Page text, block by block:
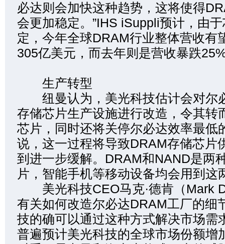
必达则会加快这种趋势，这将使得
会更加稳定。”IHS iSuppli预计，由
定，今年全球DRAM行业整体营收有
305亿美元，而去年则是营收暴跌
生产转型
纽曼认为，美光科技估计会对尔
存储芯片生产设施进行改造，令其转
芯片，同时还将关停尔必达效率最低
说，这一过程将导致DRAM存储芯片
到进一步缓解。DRAM和NAND是两
片，智能手机等移动设备均会用到这
美光科技CEO马克·德肯（Mark
有关如何改造尔必达DRAM工厂的细
技的确可以通过这种方式解决市场需
普遍预计美光科技的全球市场份额增